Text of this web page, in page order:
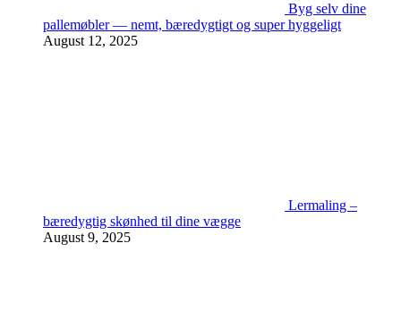
Byg selv dine
pallemøbler — nemt, bæredygtigt og super hyggeligt
August 12, 2025
Lermaling –
bæredygtig skønhed til dine vægge
August 9, 2025